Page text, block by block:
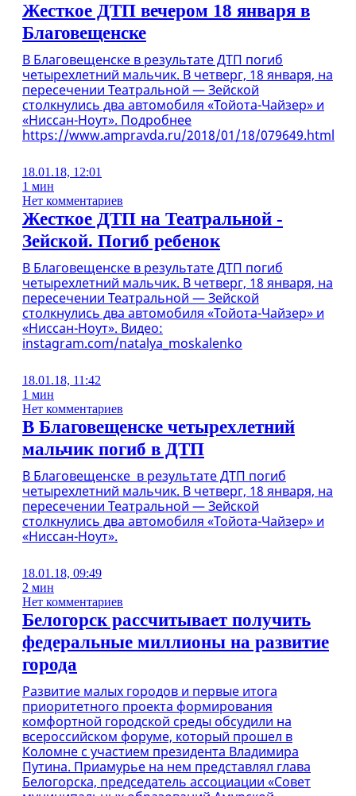
Жесткое ДТП вечером 18 января в
Благовещенске
В Благовещенске в результате ДТП погиб
четырехлетний мальчик. В четверг, 18 января, на
пересечении Театральной — Зейской
столкнулись два автомобиля «Тойота-Чайзер» и
«Ниссан-Ноут». Подробнее
https://www.ampravda.ru/2018/01/18/079649.html
18.01.18, 12:01
1 мин
Нет комментариев
Жесткое ДТП на Театральной -
Зейской. Погиб ребенок
В Благовещенске в результате ДТП погиб
четырехлетний мальчик. В четверг, 18 января, на
пересечении Театральной — Зейской
столкнулись два автомобиля «Тойота-Чайзер» и
«Ниссан-Ноут». Видео:
instagram.com/natalya_moskalenko
18.01.18, 11:42
1 мин
Нет комментариев
В Благовещенске четырехлетний
мальчик погиб в ДТП
В Благовещенске в результате ДТП погиб
четырехлетний мальчик. В четверг, 18 января, на
пересечении Театральной — Зейской
столкнулись два автомобиля «Тойота-Чайзер» и
«Ниссан-Ноут».
18.01.18, 09:49
2 мин
Нет комментариев
Белогорск рассчитывает получить
федеральные миллионы на развитие
города
Развитие малых городов и первые итога
приоритетного проекта формирования
комфортной городской среды обсудили на
всероссийском форуме, который прошел в
Коломне с участием президента Владимира
Путина. Приамурье на нем представлял глава
Белогорска, председатель ассоциации «Совет